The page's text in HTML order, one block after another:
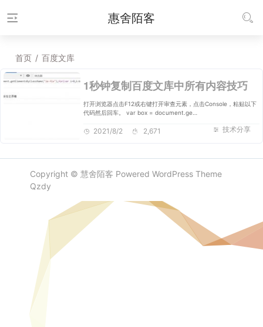
惠舍陌客
首页 / 百度文库
1秒钟复制百度文库中所有内容技巧
打开浏览器点击F12或右键打开审查元素，点击Console，粘贴以下
代码然后回车。 var box = document.ge…
技术分享
2021/8/2 2,671
Copyright © 慧舍陌客 Powered WordPressTheme
Qzdy